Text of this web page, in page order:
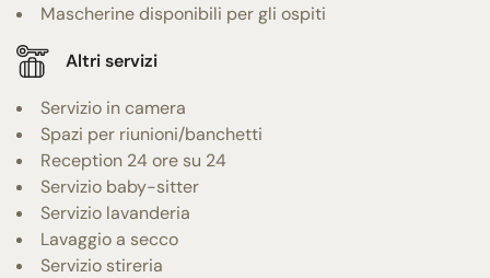
Mascherine disponibili per gli ospiti
Altri servizi
Servizio in camera
Spazi per riunioni/banchetti
Reception 24 ore su 24
Servizio baby-sitter
Servizio lavanderia
Lavaggio a secco
Servizio stireria